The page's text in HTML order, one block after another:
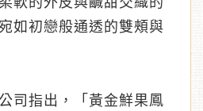
如初戀般通透的雙頰與
司指出，「黃金鮮果鳳